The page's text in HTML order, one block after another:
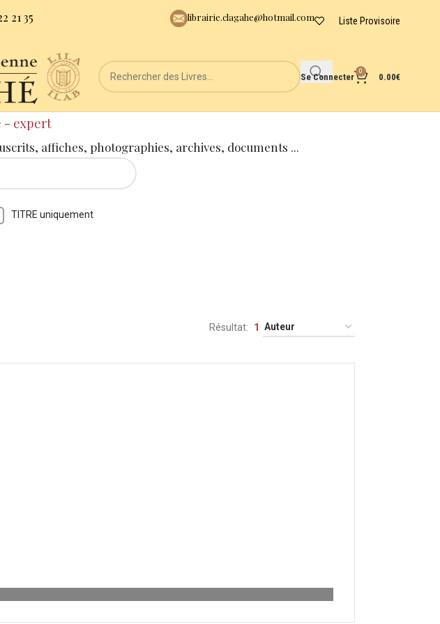
21 35 librairie.clagahe@hotmail.com Liste Provisoire
Se Connecter
0
0.00€
- expert
affiches, photographies, archives, documents ...
TITRE uniquement
Résultat 1